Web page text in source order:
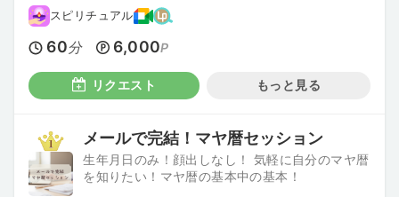
スピリチュアル
60分 6,000P
リクエスト もっと見る
メールで完結！マヤ暦セッション
生年月日のみ！顔出しなし！ 気軽に自分のマヤ暦
を知りたい！マヤ暦の基本中の基本！